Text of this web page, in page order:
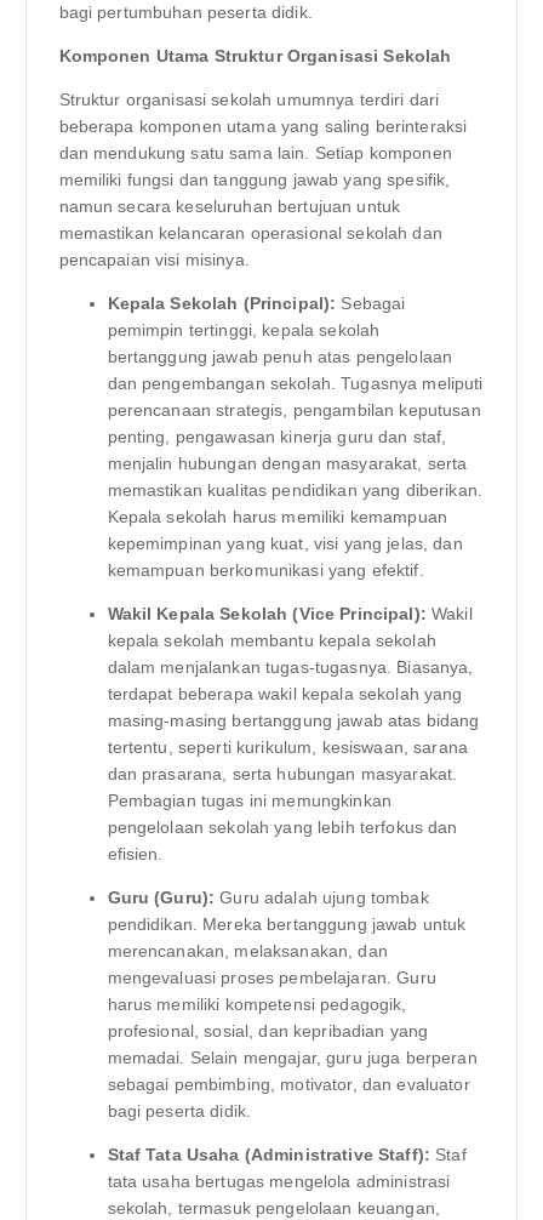
bagi pertumbuhan peserta didik.
Komponen Utama Struktur Organisasi Sekolah
Struktur organisasi sekolah umumnya terdiri dari
beberapa komponen utama yang saling berinteraksi
dan mendukung satu sama lain. Setiap komponen
memiliki fungsi dan tanggung jawab yang spesifik,
namun secara keseluruhan bertujuan untuk
memastikan kelancaran operasional sekolah dan
pencapaian visi misinya.
Kepala Sekolah (Principal): Sebagai
pemimpin tertinggi, kepala sekolah
bertanggung jawab penuh atas pengelolaan
dan pengembangan sekolah. Tugasnya meliputi
perencanaan strategis, pengambilan keputusan
penting, pengawasan kinerja guru dan staf,
menjalin hubungan dengan masyarakat, serta
memastikan kualitas pendidikan yang diberikan.
Kepala sekolah harus memiliki kemampuan
kepemimpinan yang kuat, visi yang jelas, dan
kemampuan berkomunikasi yang efektif.
Wakil Kepala Sekolah (Vice Principal): Wakil
kepala sekolah membantu kepala sekolah
dalam menjalankan tugas-tugasnya. Biasanya,
terdapat beberapa wakil kepala sekolah yang
masing-masing bertanggung jawab atas bidang
tertentu, seperti kurikulum, kesiswaan, sarana
dan prasarana, serta hubungan masyarakat.
Pembagian tugas ini memungkinkan
pengelolaan sekolah yang lebih terfokus dan
efisien.
Guru (Guru): Guru adalah ujung tombak
pendidikan. Mereka bertanggung jawab untuk
merencanakan, melaksanakan, dan
mengevaluasi proses pembelajaran. Guru
harus memiliki kompetensi pedagogik,
profesional, sosial, dan kepribadian yang
memadai. Selain mengajar, guru juga berperan
sebagai pembimbing, motivator, dan evaluator
bagi peserta didik.
Staf Tata Usaha (Administrative Staff): Staf
tata usaha bertugas mengelola administrasi
sekolah, termasuk pengelolaan keuangan,